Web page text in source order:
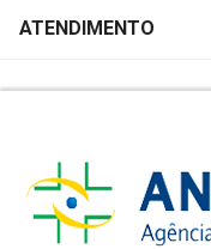
ATENDIMENTO